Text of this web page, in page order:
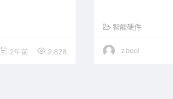
2年前 2,828
智能硬件
zbeol